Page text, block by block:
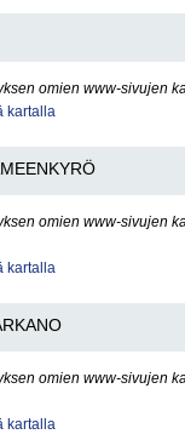
omien www-sivujen
kartalla
omien www-sivujen
kartalla
omien www-sivujen
kartalla